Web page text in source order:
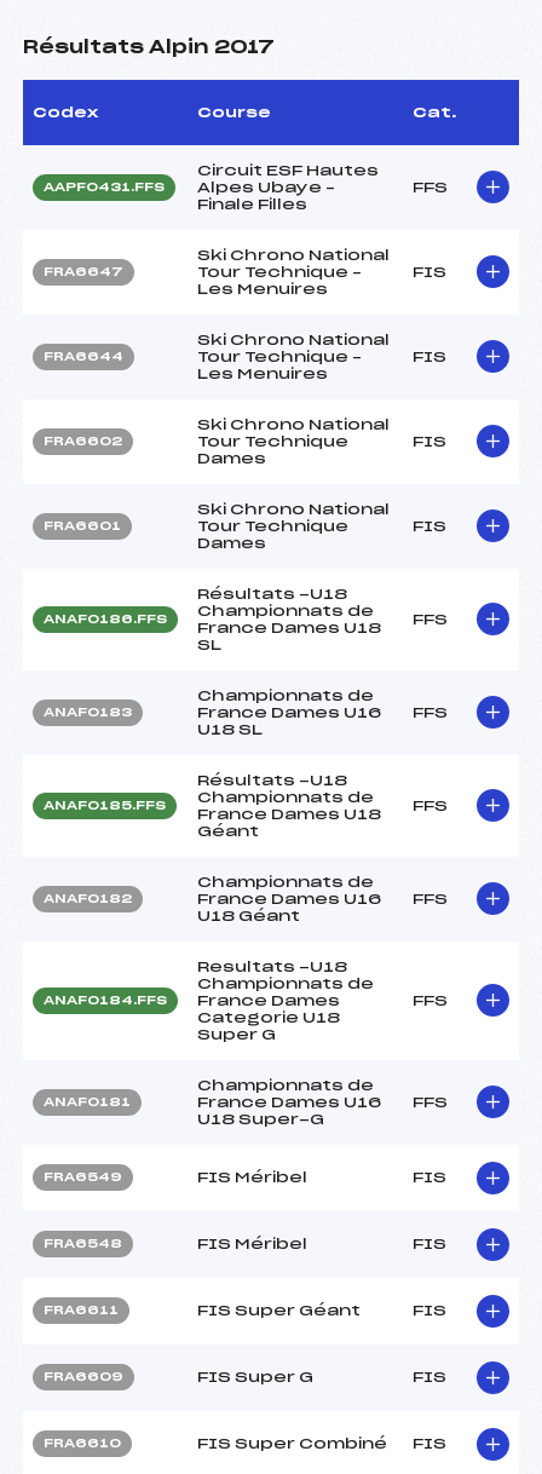
Résultats Alpin 2017
Codex Course Cat.
AAPF0431.FFS
Circuit ESF Hautes
Alpes Ubaye –
Finale Filles
FFS
FRA6647
Ski Chrono National
Tour Technique –
Les Menuires
FIS
FRA6644
Ski Chrono National
Tour Technique –
Les Menuires
FIS
FRA6602
Ski Chrono National
Tour Technique
Dames
FIS
FRA6601
Ski Chrono National
Tour Technique
Dames
FIS
ANAF0186.FFS
Résultats -U18
Championnats de
France Dames U18
SL
FFS
ANAF0183
Championnats de
France Dames U16
U18 SL
FFS
ANAF0185.FFS
Résultats -U18
Championnats de
France Dames U18
Géant
FFS
ANAF0182
Championnats de
France Dames U16
U18 Géant
FFS
ANAF0184.FFS
Resultats -U18
Championnats de
France Dames
Categorie U18
Super G
FFS
ANAF0181
Championnats de
France Dames U16
U18 Super-G
FFS
FRA6549 FIS Méribel FIS
FRA6548 FIS Méribel FIS
FRA6611 FIS Super Géant FIS
FRA6609 FIS Super G FIS
FRA6610 FIS Super Combiné FIS